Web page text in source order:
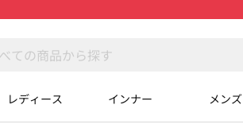
レディース インナー メンズ